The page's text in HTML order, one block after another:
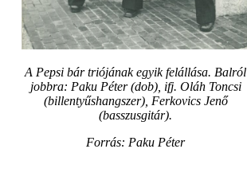
A Pepsi bár triójának egyik felállása. Balról
jobbra: Paku Péter (dob), ifj. Oláh Toncsi
(billentyűshangszer), Ferkovics Jenő
(basszusgitár).
Forrás: Paku Péter